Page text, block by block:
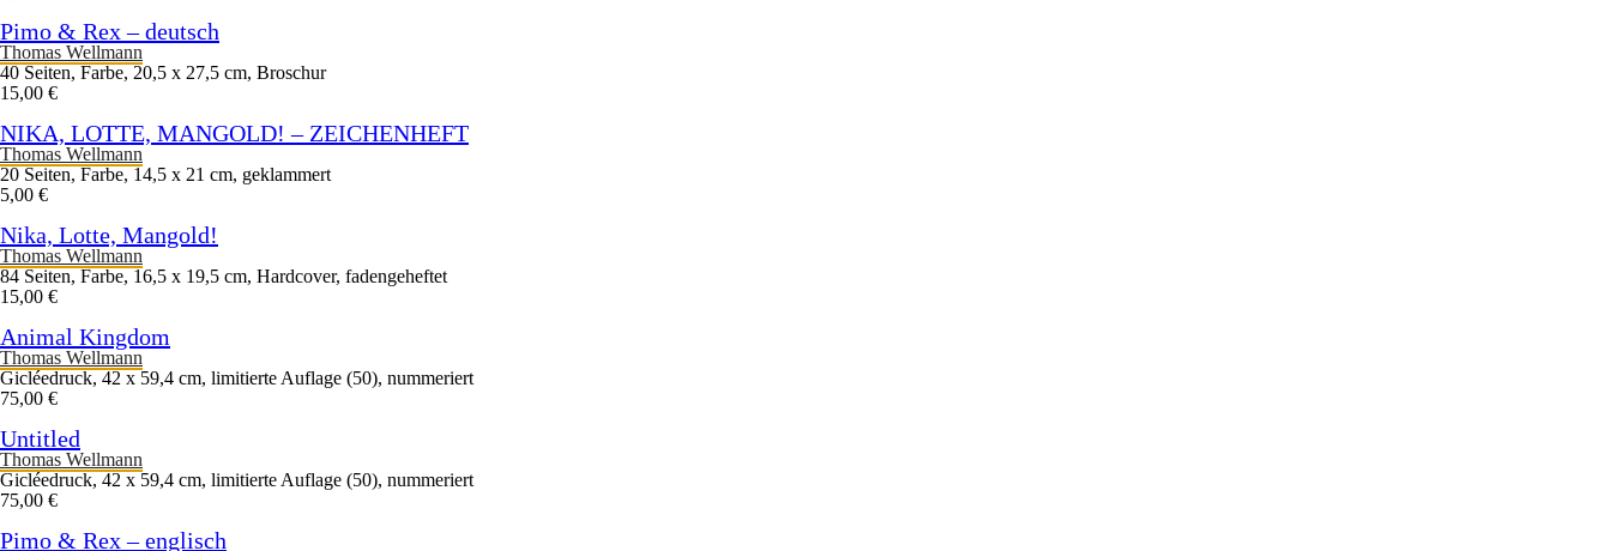
Pimo & Rex – deutsch
Thomas Wellmann
40 Seiten, Farbe, 20,5 x 27,5 cm, Broschur
15,00 €
NIKA, LOTTE, MANGOLD! – ZEICHENHEFT
Thomas Wellmann
20 Seiten, Farbe, 14,5 x 21 cm, geklammert
5,00 €
Nika, Lotte, Mangold!
Thomas Wellmann
84 Seiten, Farbe, 16,5 x 19,5 cm, Hardcover, fadengeheftet
15,00 €
Animal Kingdom
Thomas Wellmann
Gicléedruck, 42 x 59,4 cm, limitierte Auflage (50), nummeriert
75,00 €
Untitled
Thomas Wellmann
Gicléedruck, 42 x 59,4 cm, limitierte Auflage (50), nummeriert
75,00 €
Pimo & Rex – englisch